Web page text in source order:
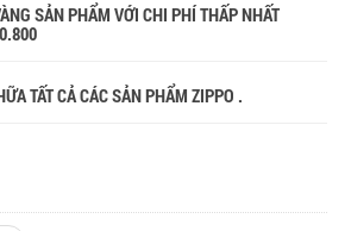
SẢN PHẨM VỚI CHI PHÍ THẤP NHẤT
TẤT CẢ CÁC SẢN PHẨM ZIPPO .